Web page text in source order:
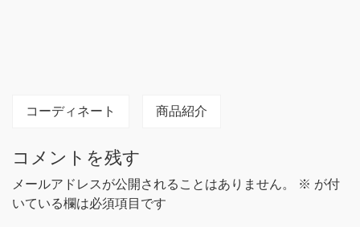
コーディネート 商品紹介
コメントを残す
メールアドレスが公開されることはありません。 ※ が付
いている欄は必須項目です